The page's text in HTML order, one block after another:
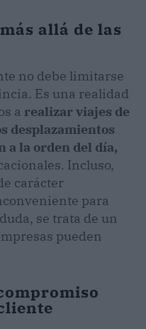
allá de las
no debe limitarse
Es una realidad
a realizar viajes de
desplazamientos
a la orden del día,
Incluso,
carácter
para
se trata de un
pueden